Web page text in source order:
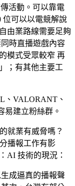
活動。可以靠電
位可以以電競解說
由業路線需要足夠
時直播遊戲內容
模式受眾較窄 再
；有其他主要工
、VALORANT、
易建立粉絲群。
就業有威脅嗎？
播報工作有影
AI 技術的現況：
成逼真的播報聲